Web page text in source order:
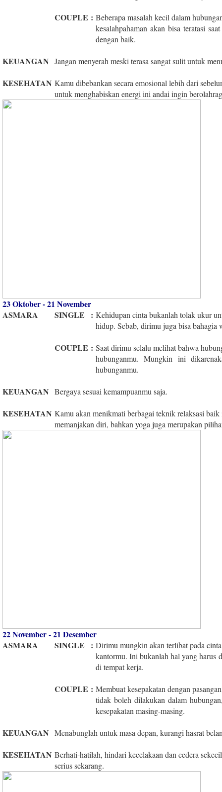
COUPLE : Beberapa masalah kecil dalam
kesalahpahaman akan bisa teratasi
dengan baik.
KEUANGAN Jangan menyerah meski terasa sangat sulit untuk
KESEHATAN Kamu dibebankan secara emosional lebih dari
untuk menghabiskan energi ini andai ingin
23 Oktober - 21 November
ASMARA
SINGLE : Kehidupan cinta bukanlah tolak ukur
hidup. Sebab, dirimu juga bisa bahagia
COUPLE : Saat dirimu selalu melihat bahwa
hubunganmu. Mungkin ini
hubunganmu.
KEUANGAN Bergaya sesuai kemampuanmu saja.
KESEHATAN Kamu akan menikmati berbagai teknik relaksasi baik
memanjakan diri, bahkan yoga juga merupakan
22 November - 21 Desember
ASMARA
SINGLE : Dirimu mungkin akan terlibat pada
kantormu. Ini bukanlah hal yang harus
di tempat kerja.
COUPLE : Membuat kesepakatan dengan
tidak boleh dilakukan dalam
kesepakatan masing-masing.
KEUANGAN Menabunglah untuk masa depan, kurangi hasrat
KESEHATAN Berhati-hatilah, hindari kecelakaan dan cedera
serius sekarang.